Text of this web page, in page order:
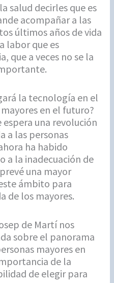
salud decirles que es
acompañar a las
últimos años de vida
labor que es
que a veces no se la
la tecnología en el
en el futuro?
espera una revolución
a las personas
ha habido
a la inadecuación de
una mayor
ámbito para
de los mayores.
de Martí nos
sobre el panorama
mayores en
de la
de elegir para